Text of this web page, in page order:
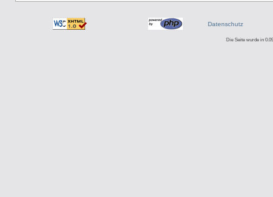
Datenschutz
Die Seite wurde in